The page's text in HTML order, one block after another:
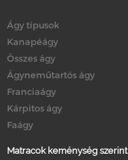
Ágy típusok
Kanapéágy
Összes ágy
Ágyneműtartós ágy
Franciaágy
Kárpitos ágy
Faágy
Matracok keménység szerint